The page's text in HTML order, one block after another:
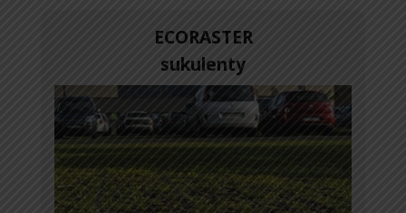
ECORASTER
sukulenty